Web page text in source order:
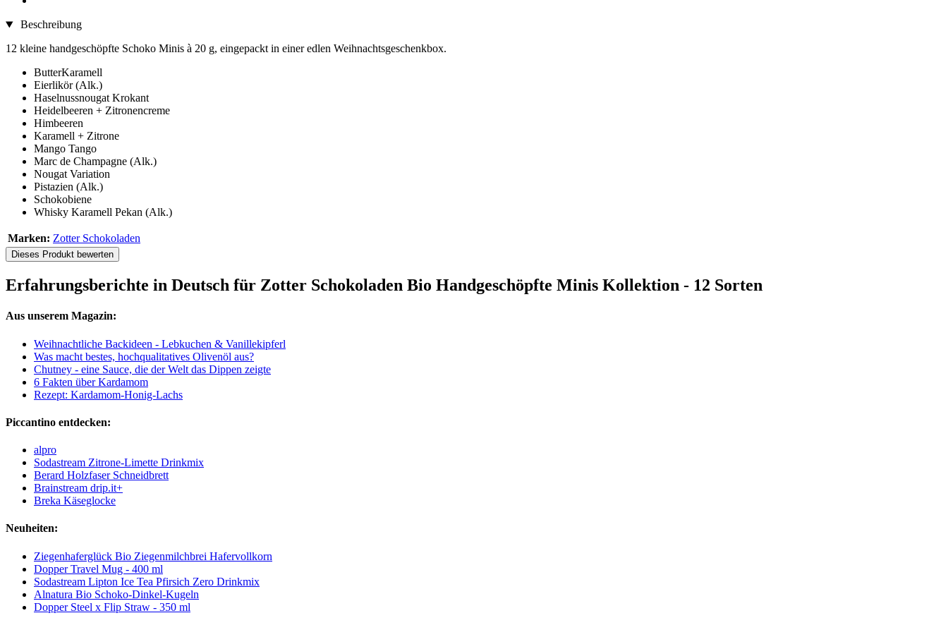
Beschreibung
12 kleine handgeschöpfte Schoko Minis à 20 g, eingepackt in einer edlen Weihnachtsgeschenkbox.
ButterKaramell
Eierlikör (Alk.)
Haselnussnougat Krokant
Heidelbeeren + Zitronencreme
Himbeeren
Karamell + Zitrone
Mango Tango
Marc de Champagne (Alk.)
Nougat Variation
Pistazien (Alk.)
Schokobiene
Whisky Karamell Pekan (Alk.)
Marken: Zotter Schokoladen
Dieses Produkt bewerten
Erfahrungsberichte in Deutsch für Zotter Schokoladen Bio Handgeschöpfte Minis Kollektion - 12 Sorten
Aus unserem Magazin:
Weihnachtliche Backideen - Lebkuchen & Vanillekipferl
Was macht bestes, hochqualitatives Olivenöl aus?
Chutney - eine Sauce, die der Welt das Dippen zeigte
6 Fakten über Kardamom
Rezept: Kardamom-Honig-Lachs
Piccantino entdecken:
alpro
Sodastream Zitrone-Limette Drinkmix
Berard Holzfaser Schneidbrett
Brainstream drip.it+
Breka Käseglocke
Neuheiten:
Ziegenhaferglück Bio Ziegenmilchbrei Hafervollkorn
Dopper Travel Mug - 400 ml
Sodastream Lipton Ice Tea Pfirsich Zero Drinkmix
Alnatura Bio Schoko-Dinkel-Kugeln
Dopper Steel x Flip Straw - 350 ml